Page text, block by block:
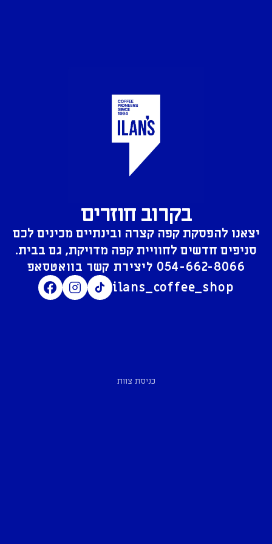
בקרוב חוזרים
יצאנו להפסקת קפה קצרה ובינתיים מכינים לכם
סניפים חדשים לחוויית קפה מדויקת, גם בבית.
054-662-8066
ilans_coffee_shop
כניסת צוות